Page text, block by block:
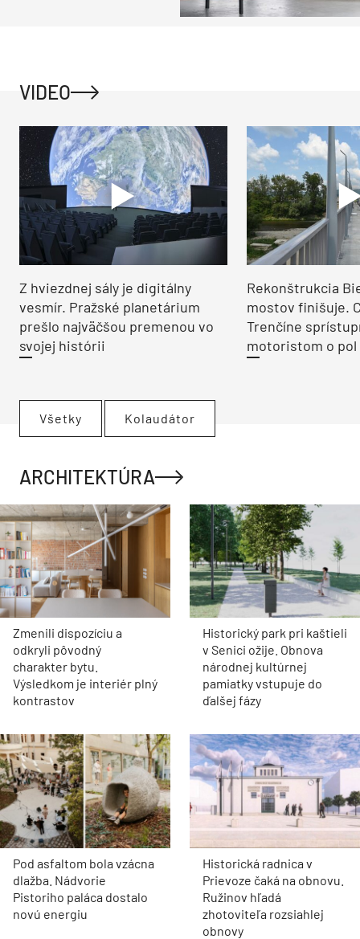
VIDEO
Z hviezdnej sály je digitálny
vesmír. Pražské planetárium
prešlo najväčšou premenou vo
svojej histórii
Rekonštrukcia
mostov finišuje.
Trenčíne
motoristom o pol
Všetky Kolaudátor
ARCHITEKTÚRA
Zmenili dispozíciu a
odkryli pôvodný
charakter bytu.
Výsledkom je interiér plný
kontrastov
Historický park pri kaštieli
v Senici ožije. Obnova
národnej kultúrnej
pamiatky vstupuje do
ďalšej fázy
Pod asfaltom bola vzácna
dlažba. Nádvorie
Pistoriho paláca dostalo
novú energiu
Historická radnica v
Prievoze čaká na obnovu.
Ružinov hľadá
zhotoviteľa rozsiahlej
obnovy